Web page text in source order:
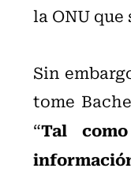
la ONU
Sin
tome
“Tal